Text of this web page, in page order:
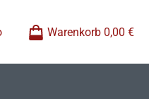
Warenkorb 0,00 €